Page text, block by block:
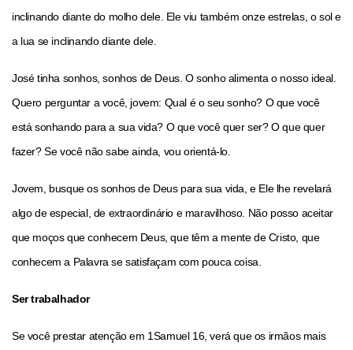
inclinando diante do molho dele. Ele viu também onze estrelas, o sol e
a lua se inclinando diante dele.
José tinha sonhos, sonhos de Deus. O sonho alimenta o nosso ideal.
Quero perguntar a você, jovem: Qual é o seu sonho? O que você
está sonhando para a sua vida? O que você quer ser? O que quer
fazer? Se você não sabe ainda, vou orientá-lo.
Jovem, busque os sonhos de Deus para sua vida, e Ele lhe revelará
algo de especial, de extraordinário e maravilhoso. Não posso aceitar
que moços que conhecem Deus, que têm a mente de Cristo, que
conhecem a Palavra se satisfaçam com pouca coisa.
Ser trabalhador
Se você prestar atenção em 1Samuel 16, verá que os irmãos mais